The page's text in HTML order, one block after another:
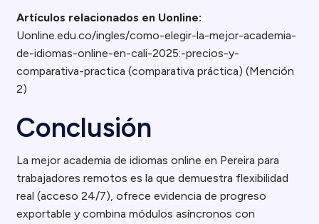
Artículos relacionados en Uonline:
Uonline.edu.co/ingles/como-elegir-la-mejor-academia-
de-idiomas-online-en-cali-2025:-precios-y-
comparativa-practica (comparativa práctica) (Mención
2)
Conclusión
La mejor academia de idiomas online en Pereira para
trabajadores remotos es la que demuestra flexibilidad
real (acceso 24/7), ofrece evidencia de progreso
exportable y combina módulos asíncronos con